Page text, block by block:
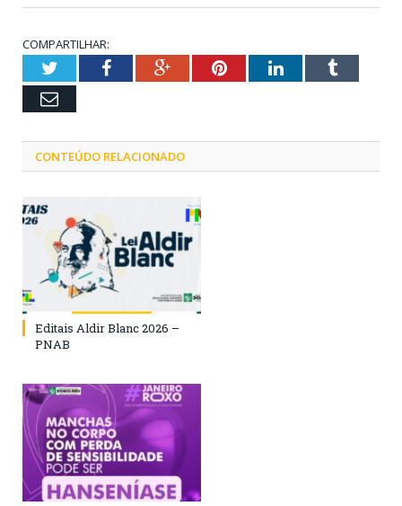
COMPARTILHAR:
TwitterFacebookGoogle+PinterestLinkedInTumblr
Email
CONTEÚDO RELACIONADO
Editais Aldir Blanc 2026 –
PNAB